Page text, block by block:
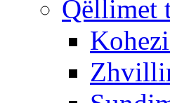
Qëllimet